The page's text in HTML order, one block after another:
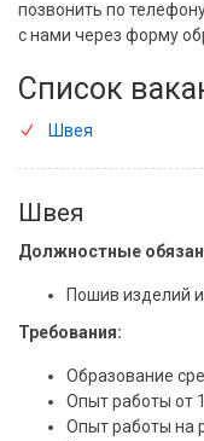
позвонить по
с нами через форму
Список
Швея
Швея
Должностные
Пошив изделий
Требования:
Образование
Опыт работы от
Опыт работы на